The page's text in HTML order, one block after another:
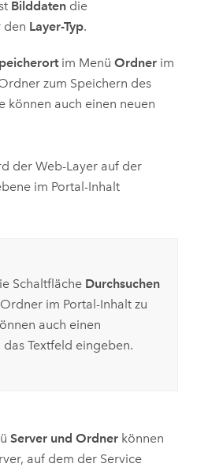
Bilddatendie
den Layer-Typ.
im Menü Ordnerim
zum Speichern des
können auch einen neuen
der Web-Layer auf der
im Portal-Inhalt
Schaltfläche Durchsuchen
im Portal-Inhalt zu
auch einen
Textfeld eingeben.
Server und Ordnerkönnen
auf dem der Service